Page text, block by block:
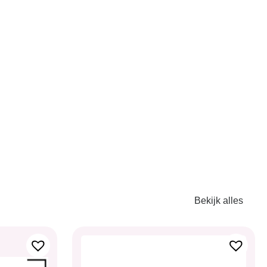
Bekijk alles